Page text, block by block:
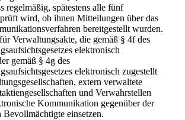
regelmäßig, spätestens alle fünf
wird, ob ihnen Mitteilungen über das
bereitgestellt wurden.
Verwaltungsakte, die gemäß § 4f des
elektronisch
gemäß § 4g des
elektronisch zugestellt
extern verwaltete
und Verwahrstellen
Kommunikation gegenüber der
Bevollmächtigte einsetzen.